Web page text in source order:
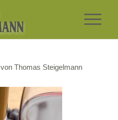
vonThomas Steigelmann